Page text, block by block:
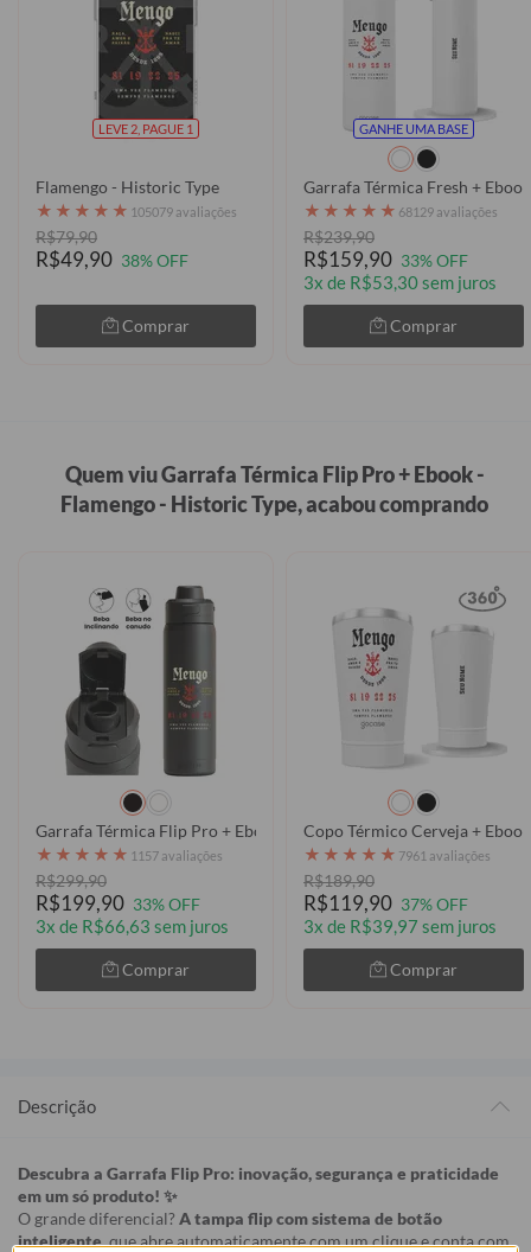
LEVE 2, PAGUE 1
Flamengo - Historic Type
★ ★ ★ ★ ★ 105079 avaliações
R$79,90
R$49,90 38% OFF
Comprar
GANHE UMA BASE
Garrafa Térmica Fresh +
★ ★ ★ ★ ★ 68129 avaliações
R$239,90
R$159,90 33% OFF
3x de R$53,30 sem juros
Comprar
Quem viu Garrafa Térmica Flip Pro + Ebook -
Flamengo - Historic Type, acabou comprando
Garrafa Térmica Flip Pro + Ebook - Flamengo - Historic Type
★ ★ ★ ★ ★ 1157 avaliações
R$299,90
R$199,90 33% OFF
3x de R$66,63 sem juros
Comprar
Copo Térmico Cerveja +
★ ★ ★ ★ ★ 7961 avaliações
R$189,90
R$119,90 37% OFF
3x de R$39,97 sem juros
Comprar
Descrição
Descubra a Garrafa Flip Pro: inovação, segurança e praticidade
em um só produto! ✨
O grande diferencial? A tampa flip com sistema de botão
inteligente, que abre automaticamente com um clique e conta com